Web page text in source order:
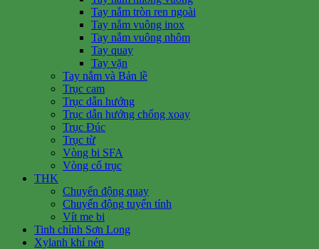
Tay nắm tròn ren ngoài
Tay nắm vuông inox
Tay nắm vuông nhôm
Tay quay
Tay vặn
Tay nắm và Bản lề
Trục cam
Trục dẫn hướng
Trục dẫn hướng chống xoay
Trục Đúc
Trục từ
Vòng bi SFA
Vòng cổ trục
THK
Chuyển động quay
Chuyển động tuyến tính
Vít me bi
Tinh chỉnh Sơn Long
Xylanh khí nén